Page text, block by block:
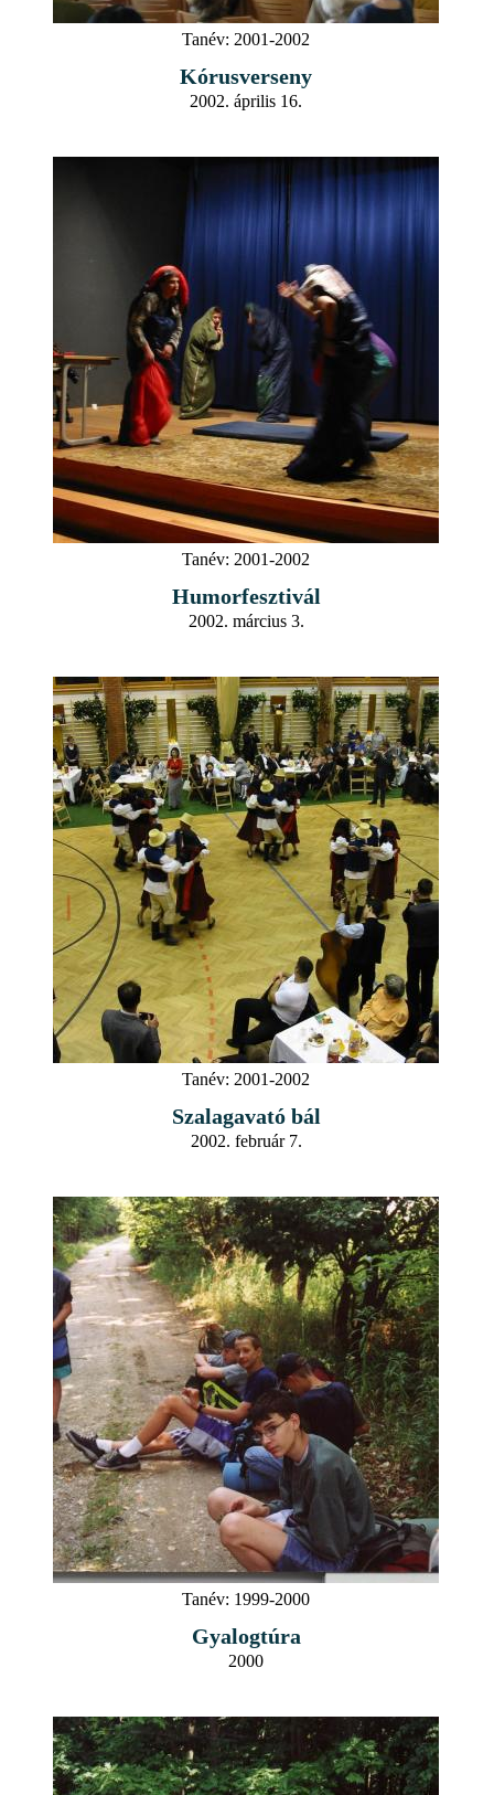
Tanév: 2001-2002
Kórusverseny
2002. április 16.
Tanév: 2001-2002
Humorfesztivál
2002. március 3.
Tanév: 2001-2002
Szalagavató bál
2002. február 7.
Tanév: 1999-2000
Gyalogtúra
2000